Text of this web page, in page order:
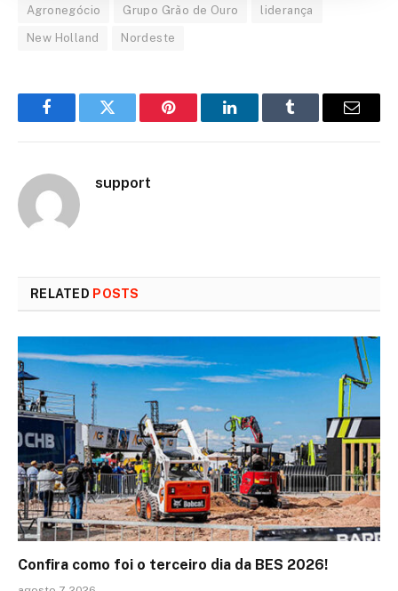
Agronegócio Grupo Grão de Ouro liderança
New Holland Nordeste
FacebookTwitter Pinterest LinkedInTumblr Email
support
RELATED POSTS
Confira como foi o terceiro dia da BES 2026!